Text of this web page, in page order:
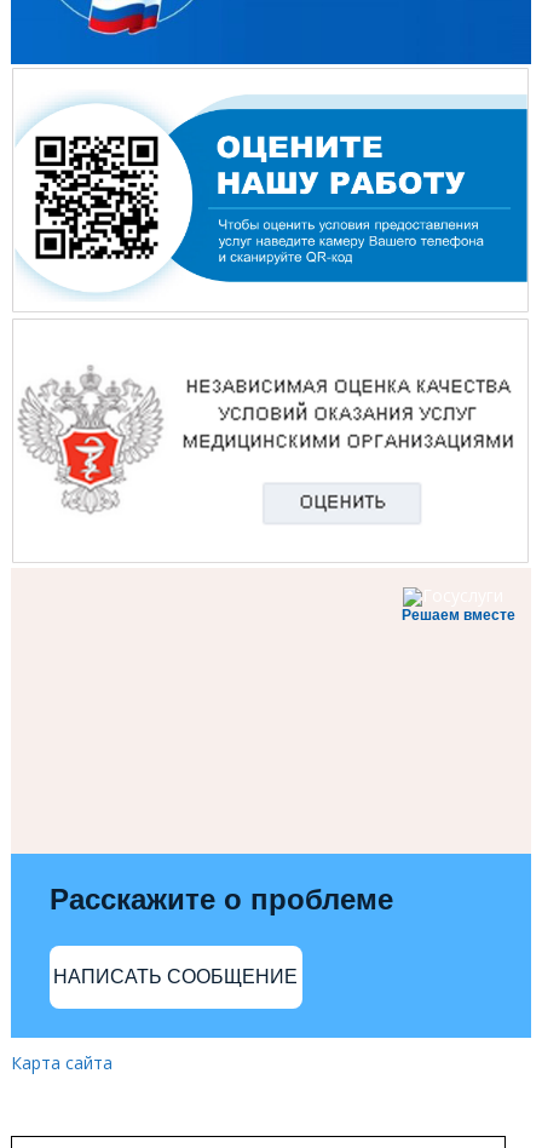
Решаем вместе
Расскажите о проблеме
НАПИСАТЬ СООБЩЕНИЕ
Карта сайта